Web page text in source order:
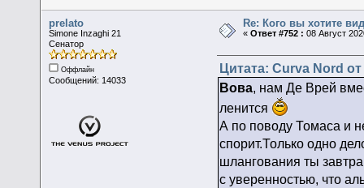
prelato
Simone Inzaghi 21
Сенатор
Оффлайн
Сообщений: 14033
Re: Кого вы хотите
«Ответ #752 : 08 Август
Цитата: Curva Nord от
Вова, нам Де Врей
ленится
А по поводу Томаса и
спорит.Только одно
шлангования ты
с уверенностью, что